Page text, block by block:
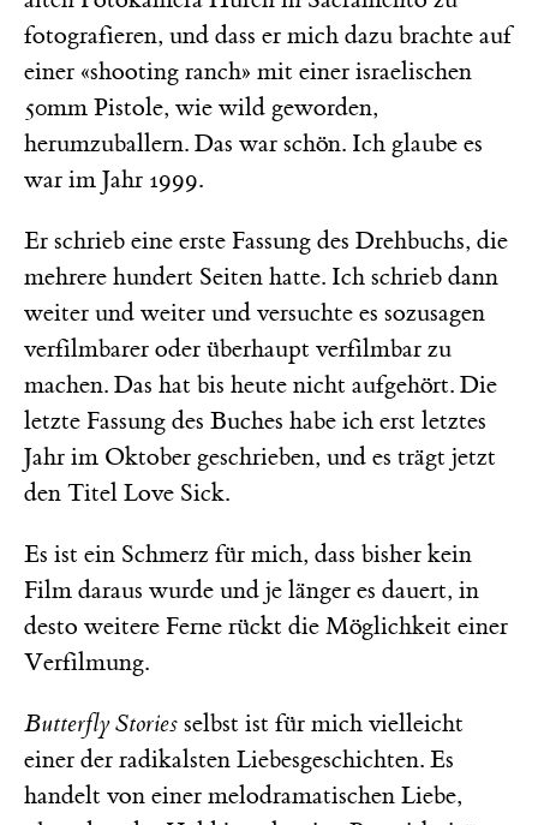
fotografieren, und dass er mich dazu brachte auf
einer «shooting ranch» mit einer israelischen
50mm Pistole, wie wild geworden,
herumzuballern. Das war schön. Ich glaube es
war im Jahr 1999.
Er schrieb eine erste Fassung des Drehbuchs, die
mehrere hundert Seiten hatte. Ich schrieb dann
weiter und weiter und versuchte es sozusagen
verfilmbarer oder überhaupt verfilmbar zu
machen. Das hat bis heute nicht aufgehört. Die
letzte Fassung des Buches habe ich erst letztes
Jahr im Oktober geschrieben, und es trägt jetzt
den Titel Love Sick.
Es ist ein Schmerz für mich, dass bisher kein
Film daraus wurde und je länger es dauert, in
desto weitere Ferne rückt die Möglichkeit einer
Verfilmung.
Butterfly Stories selbst ist für mich vielleicht
einer der radikalsten Liebesgeschichten. Es
handelt von einer melodramatischen Liebe,